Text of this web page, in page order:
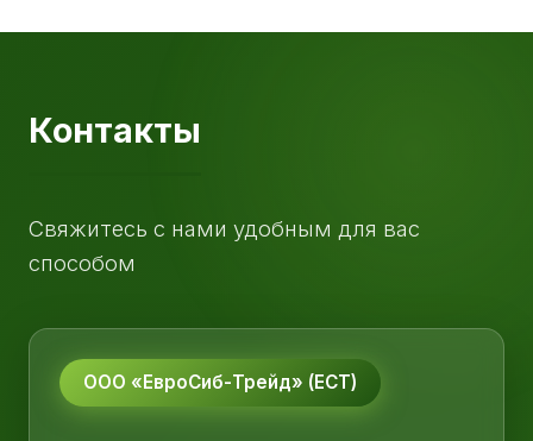
Контакты
Свяжитесь с нами удобным для вас
способом
ООО «ЕвроСиб-Трейд» (ЕСТ)